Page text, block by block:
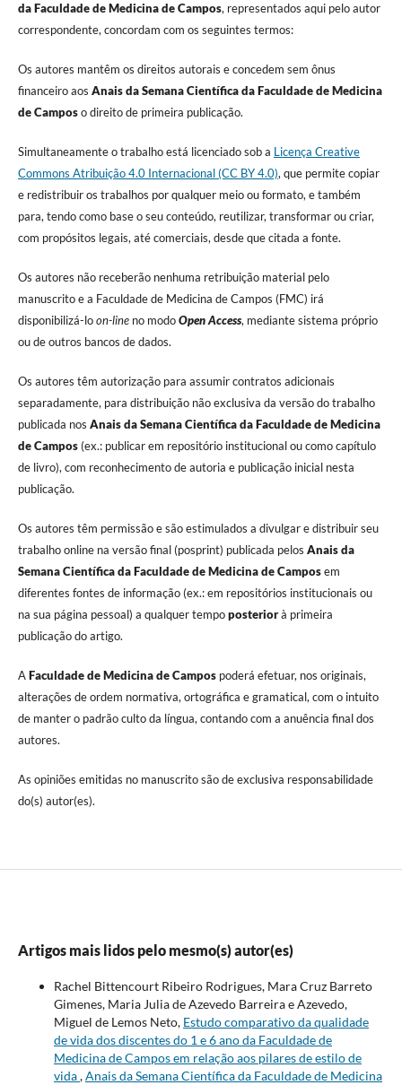
da Faculdade de Medicina de Campos, representados aqui pelo autor
correspondente, concordam com os seguintes termos:
Os autores mantêm os direitos autorais e concedem sem ônus
financeiro aos Anais da Semana Científica da Faculdade de Medicina
de Camposo direito de primeira publicação.
Simultaneamente o trabalho está licenciado sob a Licença Creative
Commons Atribuição 4.0 Internacional (CC BY 4.0), que permite copiar
e redistribuir os trabalhos por qualquer meio ou formato, e também
para, tendo como base o seu conteúdo, reutilizar, transformar ou criar,
com propósitos legais, até comerciais, desde que citada a fonte.
Os autores não receberão nenhuma retribuição material pelo
manuscrito e a Faculdade de Medicina de Campos (FMC) irá
disponibilizá-loon-lineno modoOpen Access, mediante sistema próprio
ou de outros bancos de dados.
Os autores têm autorização para assumir contratos adicionais
separadamente, para distribuição não exclusiva da versão do trabalho
publicada nos Anais da Semana Científica da Faculdade de Medicina
de Campos(ex.: publicar em repositório institucional ou como capítulo
de livro), com reconhecimento de autoria e publicação inicial nesta
publicação.
Os autores têm permissão e são estimulados a divulgar e distribuir seu
trabalho online na versão final (posprint) publicada pelos Anais da
Semana Científica da Faculdade de Medicina de Camposem
diferentes fontes de informação (ex.: em repositórios institucionais ou
na sua página pessoal) a qualquer tempoposteriorà primeira
publicação do artigo.
AFaculdade de Medicina de Campospoderá efetuar, nos originais,
alterações de ordem normativa, ortográfica e gramatical, com o intuito
de manter o padrão culto da língua, contando com a anuência final dos
autores.
As opiniões emitidas no manuscrito são de exclusiva responsabilidade
do(s) autor(es).
Artigos mais lidos pelo mesmo(s) autor(es)
Rachel Bittencourt Ribeiro Rodrigues, Mara Cruz Barreto
Gimenes, Maria Julia de Azevedo Barreira e Azevedo,
Miguel de Lemos Neto, Estudo comparativo da qualidade
de vida dos discentes do 1 e 6 ano da Faculdade de
Medicina de Campos em relação aos pilares de estilo de
vida,Anais da Semana Científica da Faculdade de Medicina